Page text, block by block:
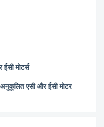
मोटर्स
एसी और ईसी मोटर